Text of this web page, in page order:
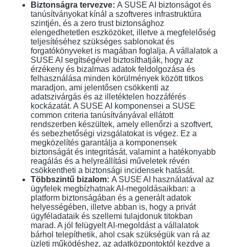
Biztonságra tervezve: A SUSE AI biztonságot és
tanúsítványokat kínál a szoftveres infrastruktúra
szintjén, és a zero trust biztonsághoz
elengedhetetlen eszközöket, illetve a megfelelőség
teljesítéséhez szükséges sablonokat és
forgatókönyveket is magában foglalja. A vállalatok a
SUSE AI segítségével biztosíthatják, hogy az
érzékeny és bizalmas adatok feldolgozása és
felhasználása minden körülmények között titkos
maradjon, ami jelentősen csökkenti az
adatszivárgás és az illetéktelen hozzáférés
kockázatát. A SUSE AI komponensei a SUSE
common criteria tanúsítványával ellátott
rendszerben készültek, amely ellenőrzi a szoftvert,
és sebezhetőségi vizsgálatokat is végez. Ez a
megközelítés garantálja a komponensek
biztonságát és integritását, valamint a hatékonyabb
reagálás és a helyreállítási műveletek révén
csökkentheti a biztonsági incidensek hatását.
Többszintű bizalom: A SUSE AI használatával az
ügyfelek megbízhatnak AI-megoldásaikban: a
platform biztonságában és a generált adatok
helyességében, illetve abban is, hogy a privát
ügyféladataik és szellemi tulajdonuk titokban
marad. A jól felügyelt AI-megoldást a vállalatok
bárhol telepíthetik, ahol csak szükségük van rá az
üzleti működéshez, az adatközpontoktól kezdve a